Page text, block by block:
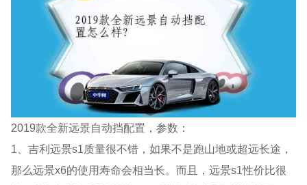
2019款全新远景自动挡配置，参数：
1、吉利远景s1质量很不错，如果不是跑山地或超远长途，
那么远景x6的使用寿命会相当长。而且，远景s1性价比很